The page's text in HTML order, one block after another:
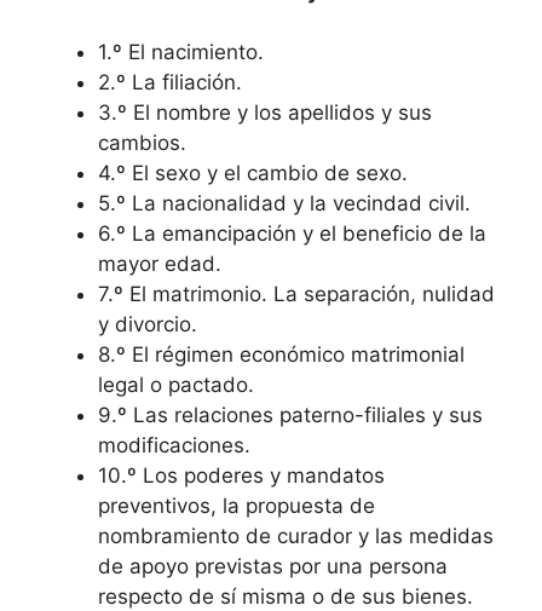
1.º El nacimiento.
2.º La filiación.
3.º El nombre y los apellidos y sus
cambios.
4.º El sexo y el cambio de sexo.
5.º La nacionalidad y la vecindad civil.
6.º La emancipación y el beneficio de la
mayor edad.
7.º El matrimonio. La separación, nulidad
y divorcio.
8.º El régimen económico matrimonial
legal o pactado.
9.º Las relaciones paterno-filiales y sus
modificaciones.
10.º Los poderes y mandatos
preventivos, la propuesta de
nombramiento de curador y las medidas
de apoyo previstas por una persona
respecto de sí misma o de sus bienes.